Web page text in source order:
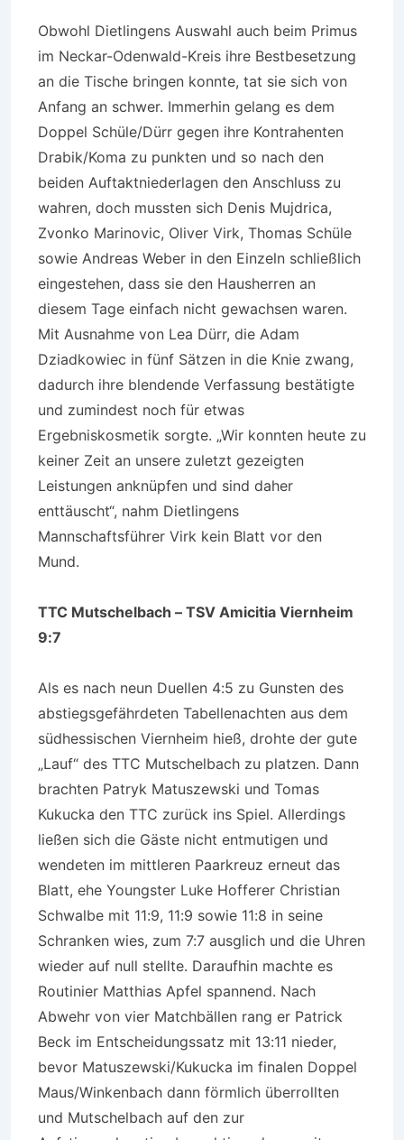
Obwohl Dietlingens Auswahl auch beim Primus
im Neckar-Odenwald-Kreis ihre Bestbesetzung
an die Tische bringen konnte, tat sie sich von
Anfang an schwer. Immerhin gelang es dem
Doppel Schüle/Dürr gegen ihre Kontrahenten
Drabik/Koma zu punkten und so nach den
beiden Auftaktniederlagen den Anschluss zu
wahren, doch mussten sich Denis Mujdrica,
Zvonko Marinovic, Oliver Virk, Thomas Schüle
sowie Andreas Weber in den Einzeln schließlich
eingestehen, dass sie den Hausherren an
diesem Tage einfach nicht gewachsen waren.
Mit Ausnahme von Lea Dürr, die Adam
Dziadkowiec in fünf Sätzen in die Knie zwang,
dadurch ihre blendende Verfassung bestätigte
und zumindest noch für etwas
Ergebniskosmetik sorgte. „Wir konnten heute zu
keiner Zeit an unsere zuletzt gezeigten
Leistungen anknüpfen und sind daher
enttäuscht“, nahm Dietlingens
Mannschaftsführer Virk kein Blatt vor den
Mund.
TTC Mutschelbach – TSV Amicitia Viernheim
9:7
Als es nach neun Duellen 4:5 zu Gunsten des
abstiegsgefährdeten Tabellenachten aus dem
südhessischen Viernheim hieß, drohte der gute
„Lauf“ des TTC Mutschelbach zu platzen. Dann
brachten Patryk Matuszewski und Tomas
Kukucka den TTC zurück ins Spiel. Allerdings
ließen sich die Gäste nicht entmutigen und
wendeten im mittleren Paarkreuz erneut das
Blatt, ehe Youngster Luke Hofferer Christian
Schwalbe mit 11:9, 11:9 sowie 11:8 in seine
Schranken wies, zum 7:7 ausglich und die Uhren
wieder auf null stellte. Daraufhin machte es
Routinier Matthias Apfel spannend. Nach
Abwehr von vier Matchbällen rang er Patrick
Beck im Entscheidungssatz mit 13:11 nieder,
bevor Matuszewski/Kukucka im finalen Doppel
Maus/Winkenbach dann förmlich überrollten
und Mutschelbach auf den zur